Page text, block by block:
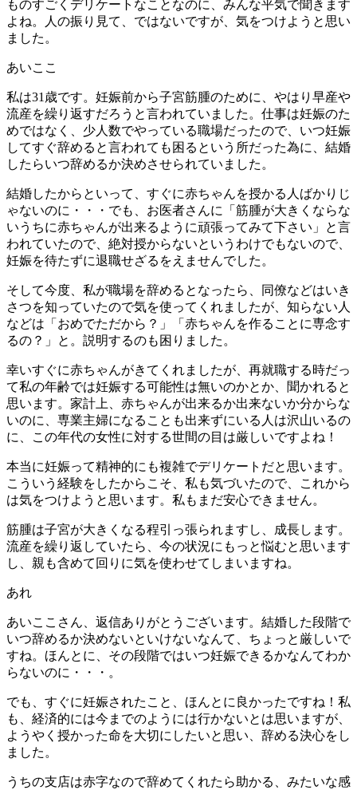
ものすごくデリケートなことなのに、みんな平気で聞きます
よね。人の振り見て、ではないですが、気をつけようと思い
ました。
あいここ
私は31歳です。妊娠前から子宮筋腫のために、やはり早産や
流産を繰り返すだろうと言われていました。仕事は妊娠のた
めではなく、少人数でやっている職場だったので、いつ妊娠
してすぐ辞めると言われても困るという所だった為に、結婚
したらいつ辞めるか決めさせられていました。
結婚したからといって、すぐに赤ちゃんを授かる人ばかりじ
ゃないのに・・・でも、お医者さんに「筋腫が大きくならな
いうちに赤ちゃんが出来るように頑張ってみて下さい」と言
われていたので、絶対授からないというわけでもないので、
妊娠を待たずに退職せざるをえませんでした。
そして今度、私が職場を辞めるとなったら、同僚などはいき
さつを知っていたので気を使ってくれましたが、知らない人
などは「おめでただから？」「赤ちゃんを作ることに専念す
るの？」と。説明するのも困りました。
幸いすぐに赤ちゃんがきてくれましたが、再就職する時だっ
て私の年齢では妊娠する可能性は無いのかとか、聞かれると
思います。家計上、赤ちゃんが出来るか出来ないか分からな
いのに、専業主婦になることも出来ずにいる人は沢山いるの
に、この年代の女性に対する世間の目は厳しいですよね！
本当に妊娠って精神的にも複雑でデリケートだと思います。
こういう経験をしたからこそ、私も気づいたので、これから
は気をつけようと思います。私もまだ安心できません。
筋腫は子宮が大きくなる程引っ張られますし、成長します。
流産を繰り返していたら、今の状況にもっと悩むと思います
し、親も含めて回りに気を使わせてしまいますね。
あれ
あいここさん、返信ありがとうございます。結婚した段階で
いつ辞めるか決めないといけないなんて、ちょっと厳しいで
すね。ほんとに、その段階ではいつ妊娠できるかなんてわか
らないのに・・・。
でも、すぐに妊娠されたこと、ほんとに良かったですね！私
も、経済的には今までのようには行かないとは思いますが、
ようやく授かった命を大切にしたいと思い、辞める決心をし
ました。
うちの支店は赤字なので辞めてくれたら助かる、みたいな感